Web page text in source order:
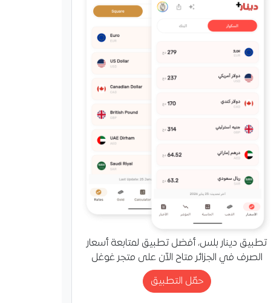
تطبيق دينار بلس، أفضل تطبيق لمتابعة أسعار
الصرف في الجزائر متاح الآن على متجر غوغل
حمّل التطبيق